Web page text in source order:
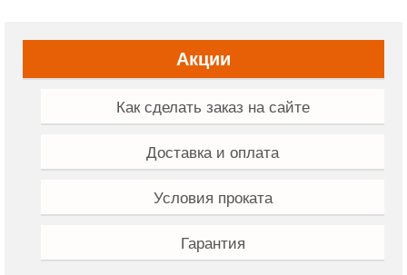
Акции
Как сделать заказ на сайте
Доставка и оплата
Условия проката
Гарантия